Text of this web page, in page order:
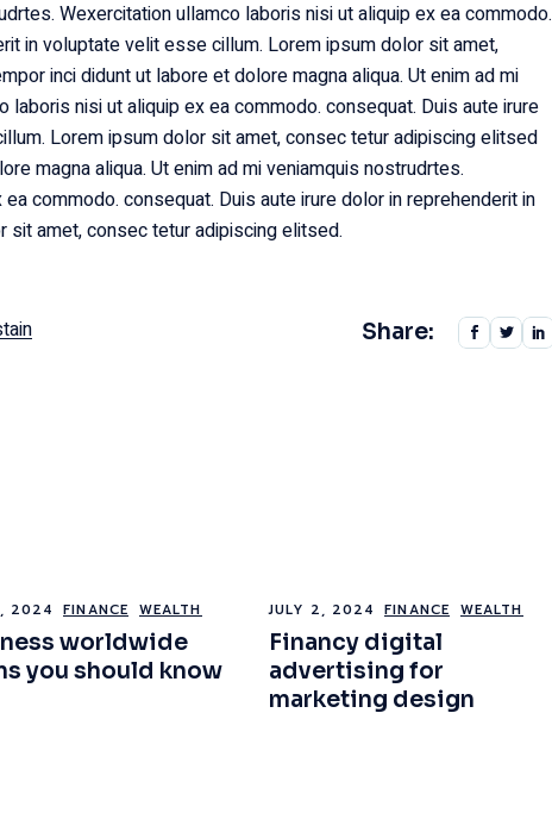
Wexercitation ullamco laboris nisi ut aliquip ex ea commodo.
in voluptate velit esse cillum. Lorem ipsum dolor sit amet,
inci didunt ut labore et dolore magna aliqua. Ut enim ad mi
nisi ut aliquip ex ea commodo. consequat. Duis aute irure
Lorem ipsum dolor sit amet, consec tetur adipiscing elitsed
magna aliqua. Ut enim ad mi veniamquis nostrudrtes.
commodo. consequat. Duis aute irure dolor in reprehenderit in
amet, consec tetur adipiscing elitsed.
Share:
2024 FINANCE WEALTH
worldwide
you should know
JULY 2, 2024 FINANCE WEALTH
Financy digital
advertising for
marketing design